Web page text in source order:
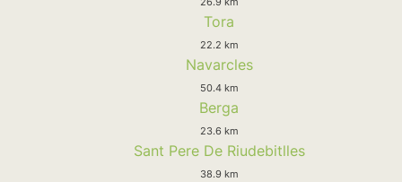
Tora
22.2 km
Navarcles
50.4 km
Berga
23.6 km
Sant Pere De Riudebitlles
38.9 km